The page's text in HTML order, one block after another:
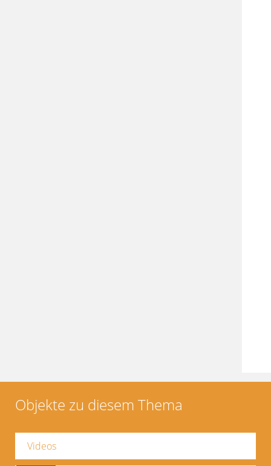
Objekte zu diesem Thema
Videos